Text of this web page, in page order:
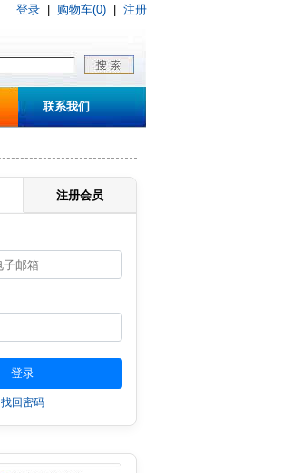
登录 购物车(0) 注册
联系我们
注册会员
找回密码